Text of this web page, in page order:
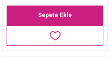
Sepete Ekle